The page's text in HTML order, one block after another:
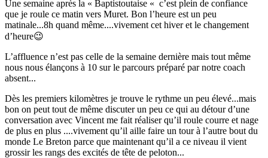
Une semaine après la « Baptistoutaise « c’est plein de confiance
que je roule ce matin vers Muret. Bon l’heure est un peu
matinale...8h quand même....vivement cet hiver et le changement
d’heure😉
L’affluence n’est pas celle de la semaine dernière mais tout même
nous nous élançons à 10 sur le parcours préparé par notre coach
absent...
Dès les premiers kilomètres je trouve le rythme un peu élevé...mais
bon on peut tout de même discuter un peu ce qui au détour d’une
conversation avec Vincent me fait réaliser qu’il roule courre et nage
de plus en plus ....vivement qu’il aille faire un tour à l’autre bout du
monde Le Breton parce que maintenant qu’il a ce niveau il vient
grossir les rangs des excités de tête de peloton...